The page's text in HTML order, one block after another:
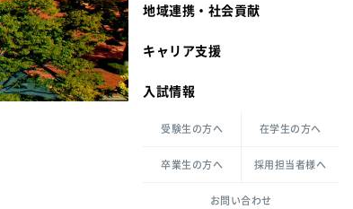
カリキュラム・ポリシー
倫理憲章
ハラスメントの防止
共生のための多様性宣言
生活文化デザイン学科
一般教育課程
大学祭
キャンパスメンバーズ
教職センター
学芸員課程
図書館司書課程
キリスト教文化研究所
生活環境科学研究所
地域連携・社会貢献
カリキュラム・入室方法
キャリア支援
入試情報
受験生の方へ 在学生の方へ
卒業生の方へ 採用担当者様へ
お問い合わせ